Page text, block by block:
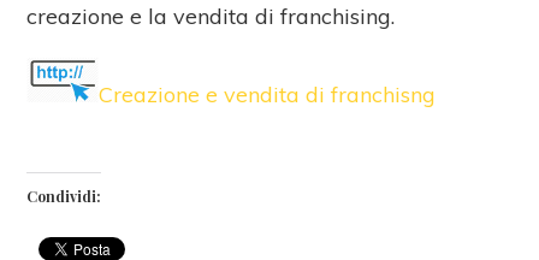
creazione e la vendita di franchising.
Creazione e vendita di franchisng
Condividi: